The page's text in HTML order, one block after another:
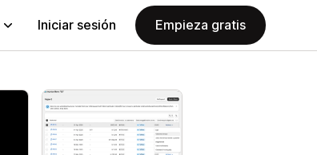
Iniciar sesión Empieza gratis